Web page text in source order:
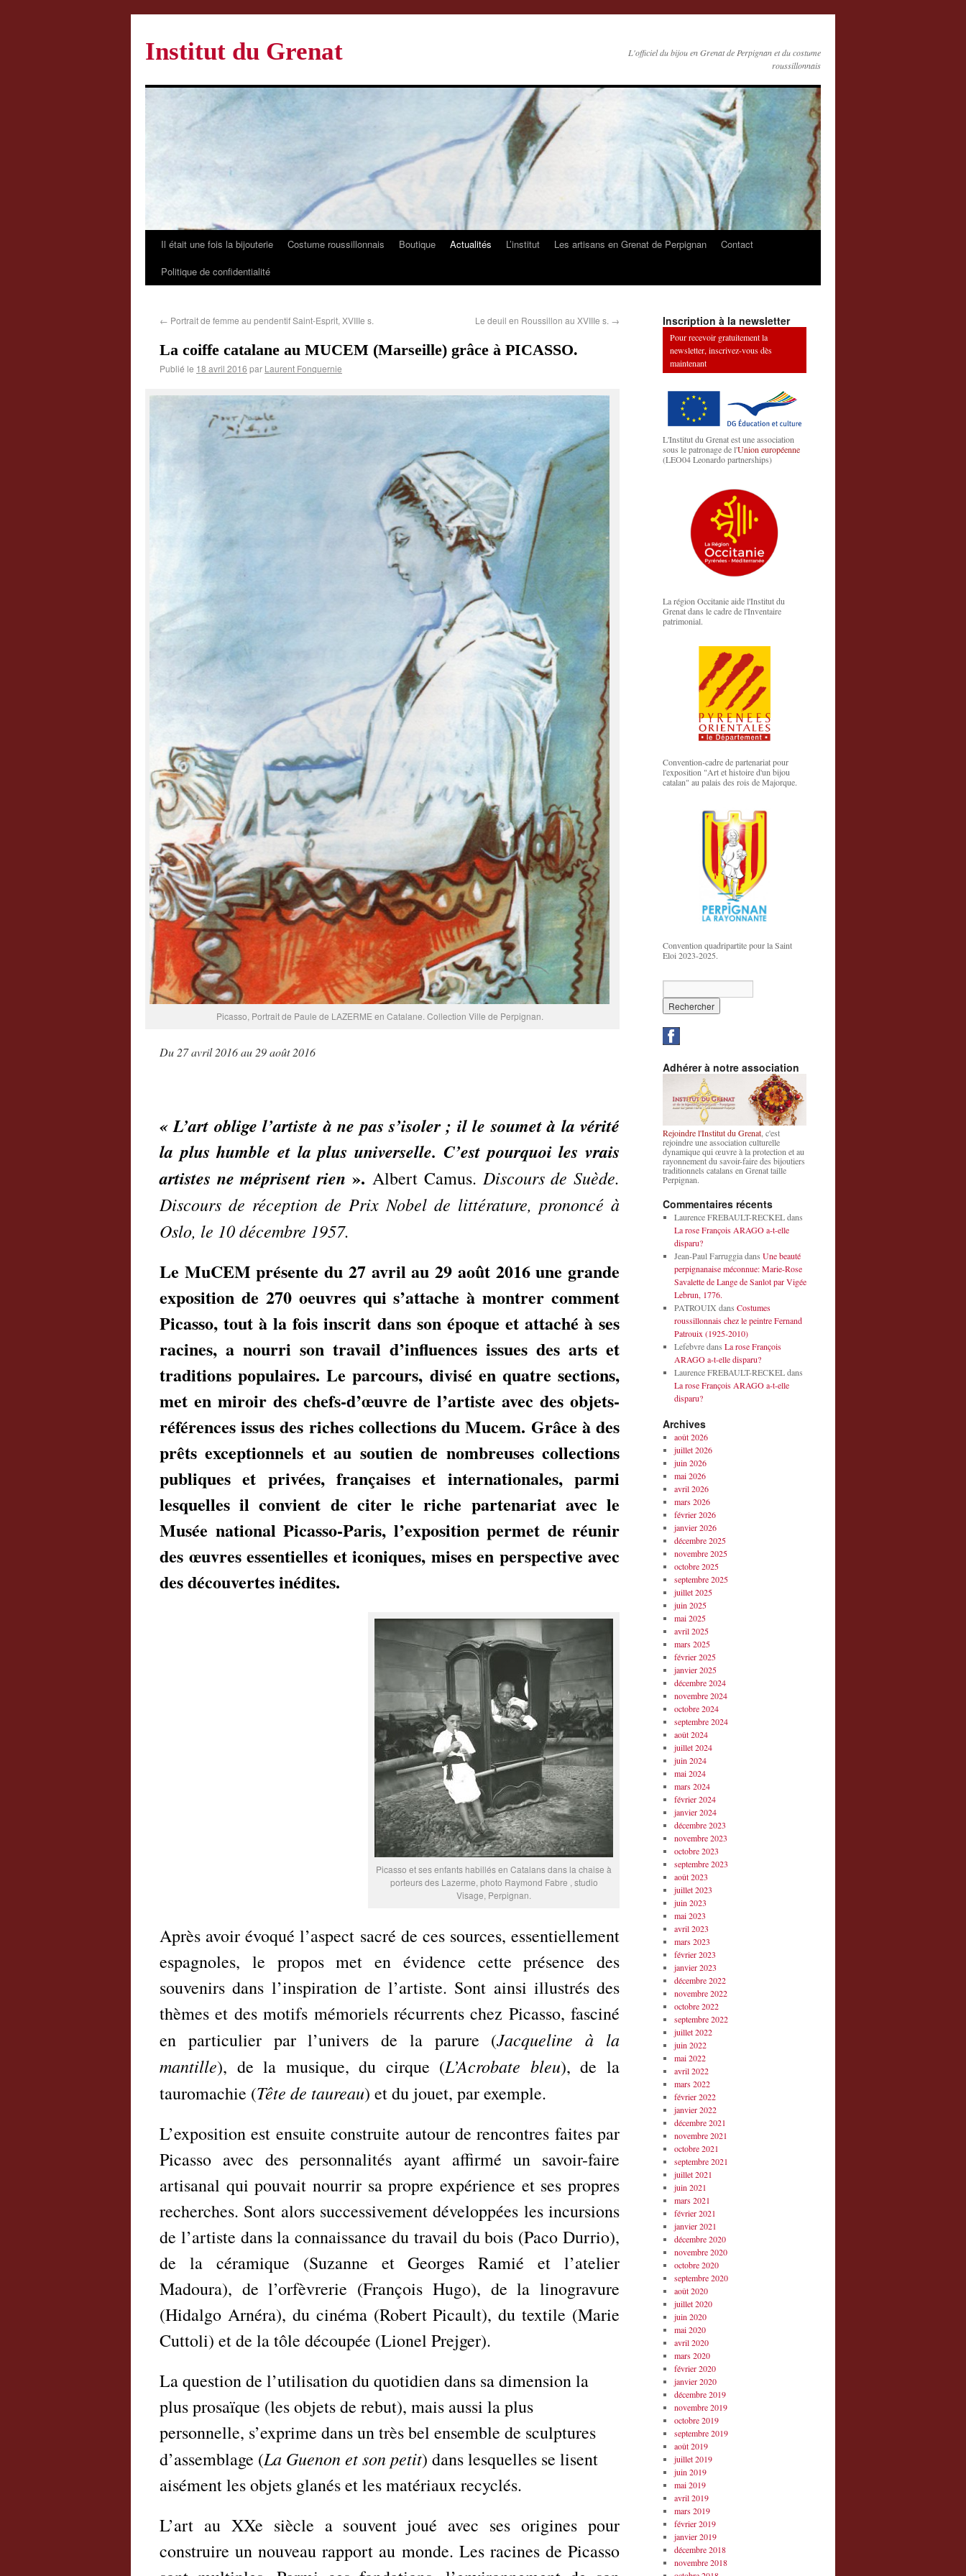
Institut du Grenat
L'officiel du bijou en Grenat de Perpignan et du costume
roussillonnais
Il était une fois la bijouterie Costume roussillonnais Boutique Actualités L’institut Les artisans en Grenat de Perpignan
Contact
Politique de confidentialité
← Portrait de femme au pendentif Saint-Esprit, XVIIIe s. Le deuil en Roussillon au XVIIIe s. →
La coiffe catalane au MUCEM (Marseille) grâce à PICASSO.
Publié le 18 avril 2016 par Laurent Fonquernie
Picasso, Portrait de Paule de LAZERME en Catalane. Collection Ville de Perpignan.
Du 27 avril 2016 au 29 août 2016
«L’art oblige l’artiste à ne pas s’isoler ; il le soumet à la vérité
la plus humble et la plus universelle. C’est pourquoi les vrais
artistes ne méprisent rien ». Albert Camus. Discours de Suède.
Discours de réception de Prix Nobel de littérature, prononcé à
Oslo, le 10 décembre 1957.
Le MuCEM présente du 27 avril au 29 août 2016 une grande
exposition de 270 oeuvres qui s’attache à montrer comment
Picasso, tout à la fois inscrit dans son époque et attaché à ses
racines, a nourri son travail d’influences issues des arts et
traditions populaires. Le parcours, divisé en quatre sections,
met en miroir des chefs-d’œuvre de l’artiste avec des objets-
références issus des riches collections du Mucem. Grâce à des
prêts exceptionnels et au soutien de nombreuses collections
publiques et privées, françaises et internationales, parmi
lesquelles il convient de citer le riche partenariat avec le
Musée national Picasso-Paris, l’exposition permet de réunir
des œuvres essentielles et iconiques, mises en perspective avec
des découvertes inédites.
Picasso et ses enfants habillés en Catalans dans la chaise à
porteurs des Lazerme, photo Raymond Fabre , studio
Visage, Perpignan.
Après avoir évoqué l’aspect sacré de ces sources, essentiellement
espagnoles, le propos met en évidence cette présence des
souvenirs dans l’inspiration de l’artiste. Sont ainsi illustrés des
thèmes et des motifs mémoriels récurrents chez Picasso, fasciné
en particulier par l’univers de la parure (Jacqueline à la
mantille), de la musique, du cirque (L’Acrobate bleu), de la
tauromachie (Tête de taureau) et du jouet, par exemple.
L’exposition est ensuite construite autour de rencontres faites par
Picasso avec des personnalités ayant affirmé un savoir-faire
artisanal qui pouvait nourrir sa propre expérience et ses propres
recherches. Sont alors successivement développées les incursions
de l’artiste dans la connaissance du travail du bois (Paco Durrio),
de la céramique (Suzanne et Georges Ramié et l’atelier
Madoura), de l’orfèvrerie (François Hugo), de la linogravure
(Hidalgo Arnéra), du cinéma (Robert Picault), du textile (Marie
Cuttoli) et de la tôle découpée (Lionel Prejger).
La question de l’utilisation du quotidien dans sa dimension la
plus prosaïque (les objets de rebut), mais aussi la plus
personnelle, s’exprime dans un très bel ensemble de sculptures
d’assemblage (La Guenon et son petit) dans lesquelles se lisent
aisément les objets glanés et les matériaux recyclés.
L’art au XXe siècle a souvent joué avec ses origines pour
construire un nouveau rapport au monde. Les racines de Picasso
Inscription à la newsletter
Pour recevoir gratuitement la
newsletter, inscrivez-vous dès
maintenant
L'Institut du Grenat est une association
sous le patronage de l'Union européenne
(LEO04 Leonardo partnerships)
La région Occitanie aide l'Institut du
Grenat dans le cadre de l'Inventaire
patrimonial.
Convention-cadre de partenariat pour
l'exposition "Art et histoire d'un bijou
catalan" au palais des rois de Majorque.
Convention quadripartite pour la Saint
Eloi 2023-2025.
Adhérer à notre association
Rejoindre l'Institut du Grenat , c'est
rejoindre une association culturelle
dynamique qui œuvre à la protection et au
rayonnement du savoir-faire des bijoutiers
traditionnels catalans en Grenat taille
Perpignan.
Commentaires récents
Laurence FREBAULT-RECKELdans
La rose François ARAGO a-t-elle
disparu?
Jean-Paul Farruggiadans Une beauté
perpignanaise méconnue: Marie-Rose
Savalette de Lange de Sanlot par Vigée
Lebrun, 1776.
PATROUIX dans Costumes
roussillonnais chez le peintre Fernand
Patrouix (1925-2010)
Lefebvredans La rose François
ARAGO a-t-elle disparu?
Laurence FREBAULT-RECKELdans
La rose François ARAGO a-t-elle
disparu?
Archives
août 2026
juillet 2026
juin 2026
mai 2026
avril 2026
mars 2026
février 2026
janvier 2026
décembre 2025
novembre 2025
octobre 2025
septembre 2025
juillet 2025
juin 2025
mai 2025
avril 2025
mars 2025
février 2025
janvier 2025
décembre 2024
novembre 2024
octobre 2024
septembre 2024
août 2024
juillet 2024
juin 2024
mai 2024
mars 2024
février 2024
janvier 2024
décembre 2023
novembre 2023
octobre 2023
septembre 2023
août 2023
juillet 2023
juin 2023
mai 2023
avril 2023
mars 2023
février 2023
janvier 2023
décembre 2022
novembre 2022
octobre 2022
septembre 2022
juillet 2022
juin 2022
mai 2022
avril 2022
mars 2022
février 2022
janvier 2022
décembre 2021
novembre 2021
octobre 2021
septembre 2021
juillet 2021
juin 2021
mars 2021
février 2021
janvier 2021
décembre 2020
novembre 2020
octobre 2020
septembre 2020
août 2020
juillet 2020
juin 2020
mai 2020
avril 2020
mars 2020
février 2020
janvier 2020
décembre 2019
novembre 2019
octobre 2019
septembre 2019
août 2019
juillet 2019
juin 2019
mai 2019
avril 2019
mars 2019
février 2019
janvier 2019
décembre 2018
novembre 2018